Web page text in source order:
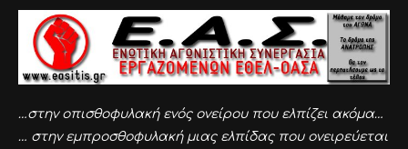
…στην οπισθοφυλακή ενός ονείρου που ελπίζει ακόμα…
… στην εμπροσθοφυλακή μιας ελπίδας που ονειρεύεται
πάντα…